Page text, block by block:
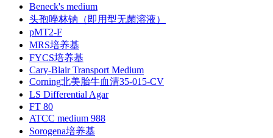
Beneck's medium
头孢唑林钠（即用型无菌溶液）
pMT2-F
MRS培养基
FYCS培养基
Cary-Blair Transport Medium
Corning北美胎牛血清35-015-CV
LS Differential Agar
FT 80
ATCC medium 988
Sorogena培养基